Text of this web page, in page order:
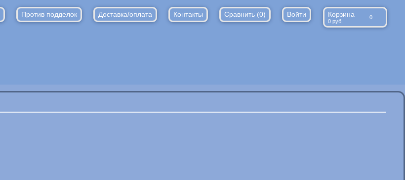
Против подделок Доставка/оплата Контакты Сравнить (0) Войти Корзина 0
0руб.